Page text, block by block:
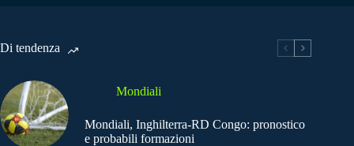
Di tendenza
Mondiali
Mondiali, Inghilterra-RD Congo: pronostico
e probabili formazioni